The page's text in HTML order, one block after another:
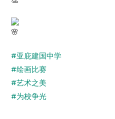
#亚庇建国中学
#绘画比赛
#艺术之美
#为校争光